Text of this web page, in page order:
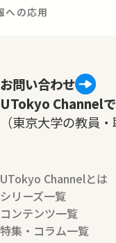
への応用
お問い合わせ
UTokyo Channel
（東京大学の教員・
UTokyo Channelとは
シリーズ一覧
コンテンツ一覧
特集・コラム一覧